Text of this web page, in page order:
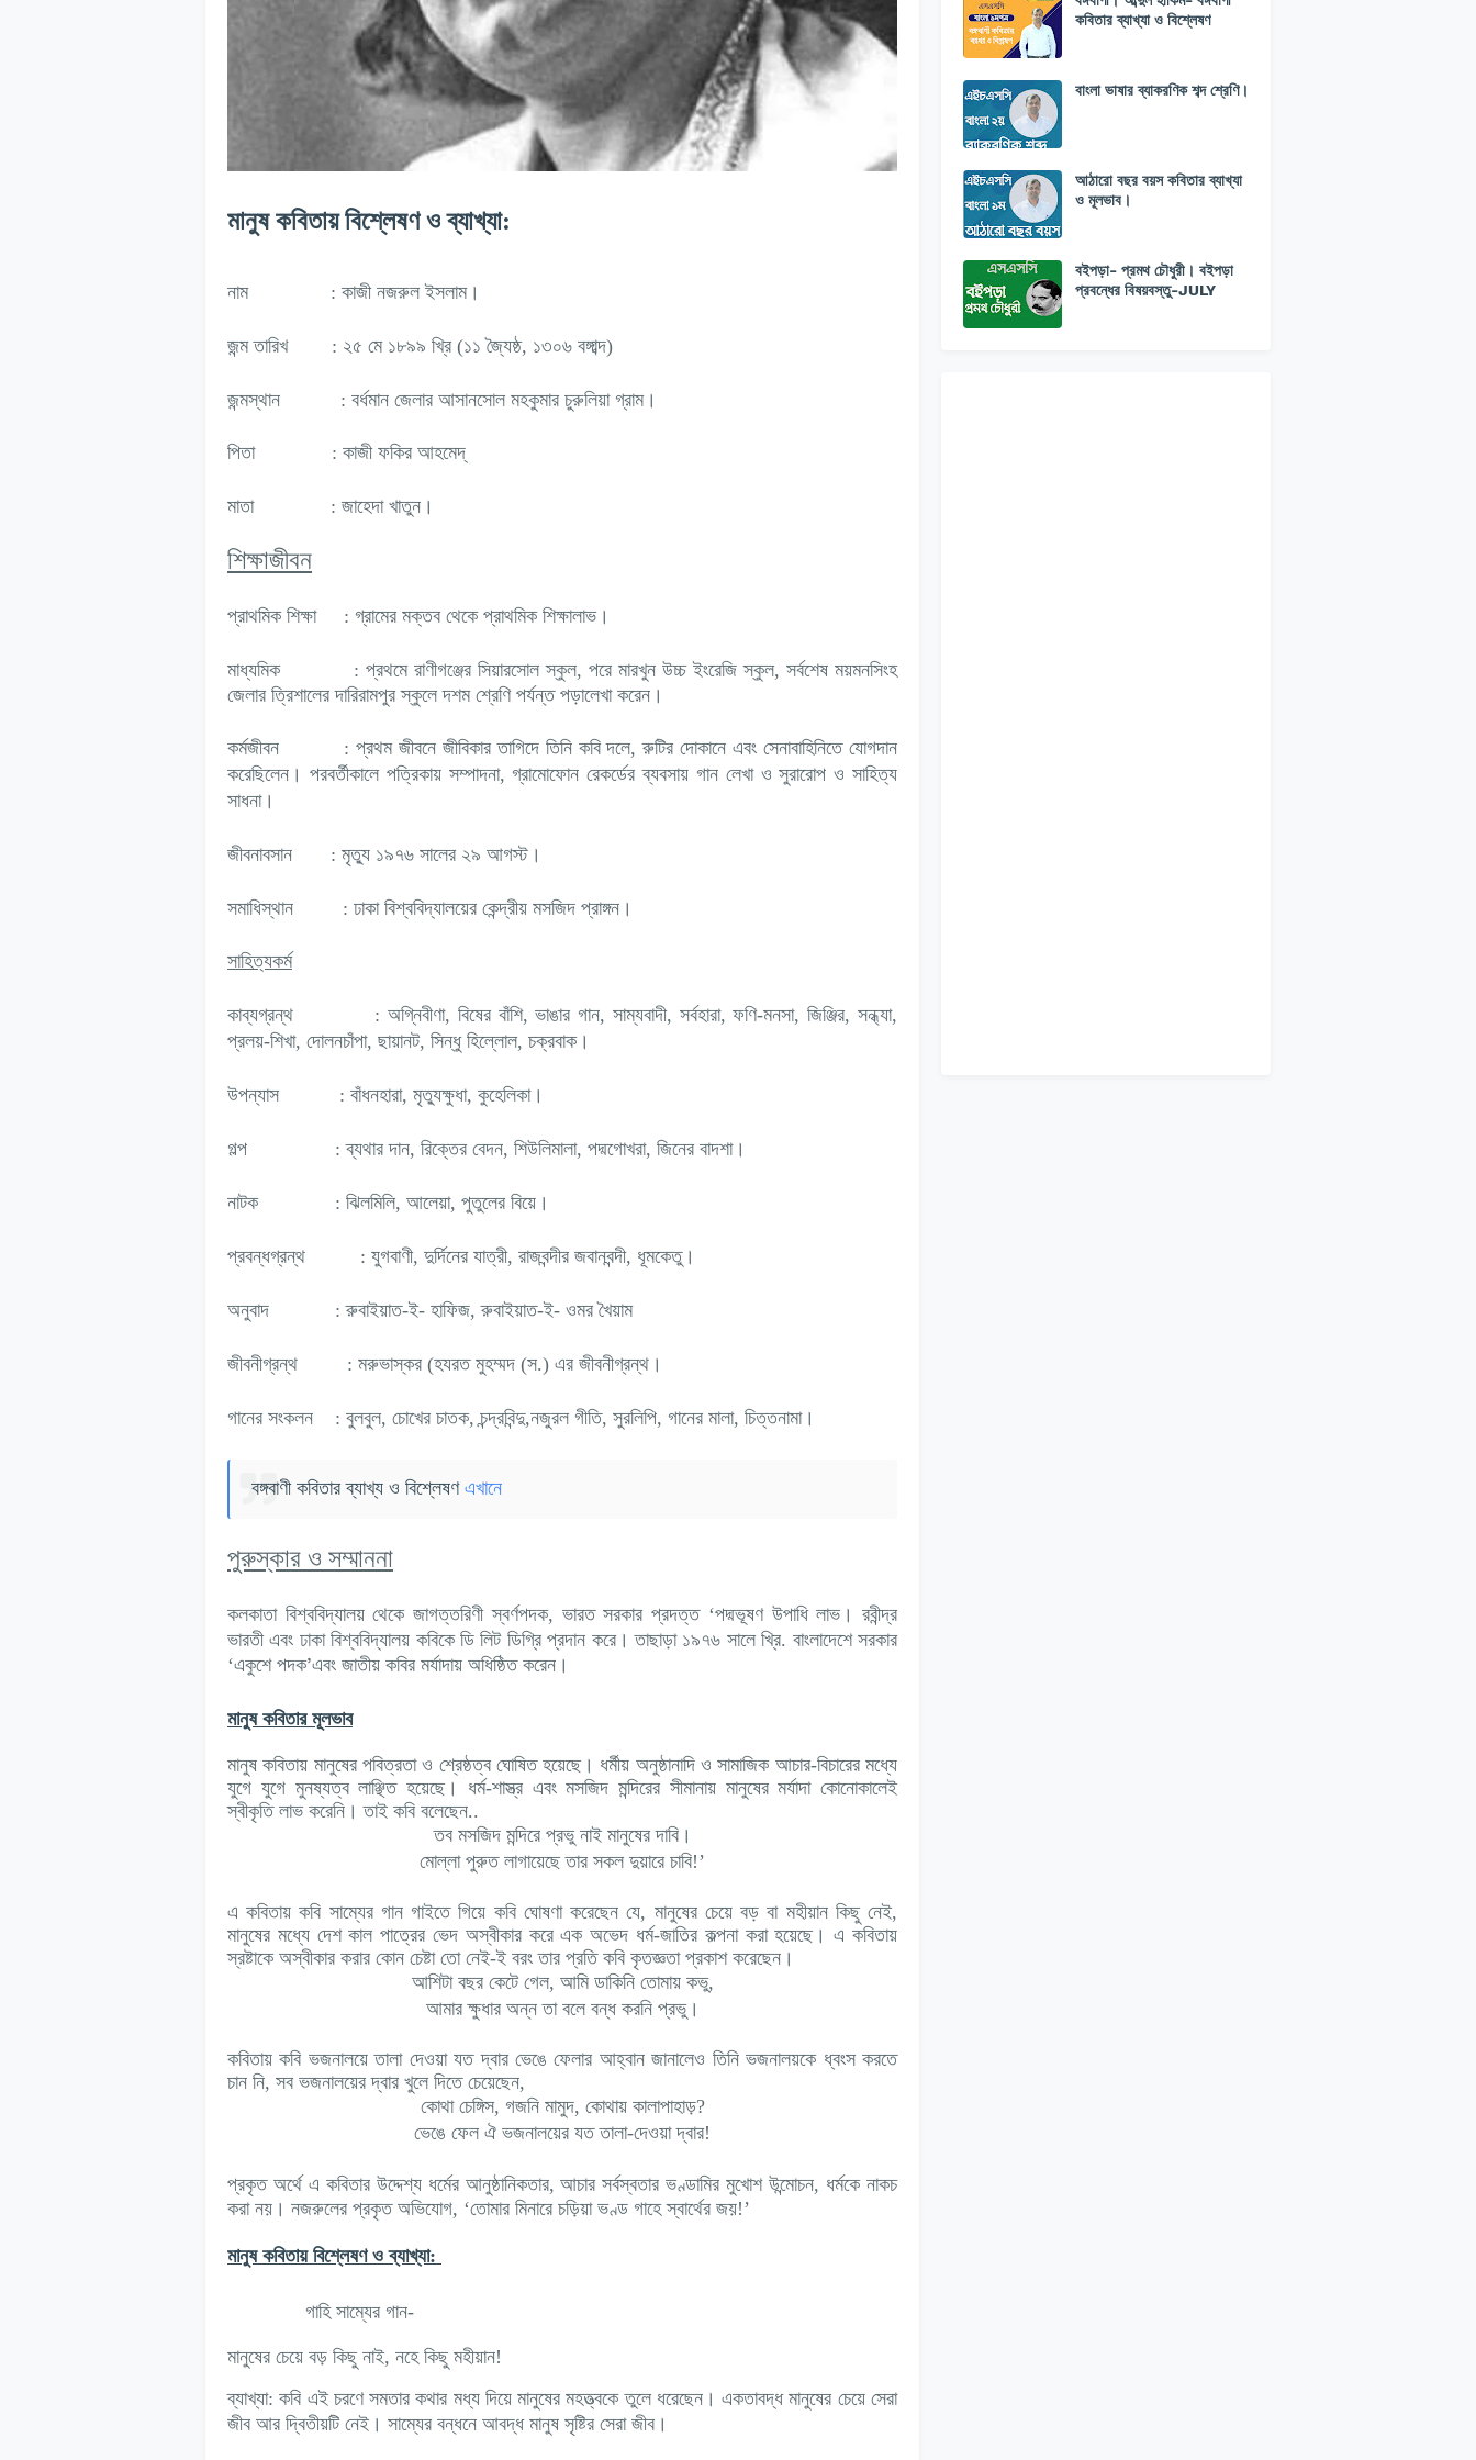
মানুষ কবিতায় বিশ্লেষণ ও ব্যাখ্যা:
নাম : কাজী নজরুল ইসলাম।
জন্ম তারিখ : ২৫ মে ১৮৯৯ খ্রি (১১ জ্যৈষ্ঠ, ১৩০৬ বঙ্গাব্দ)
জন্মস্থান : বর্ধমান জেলার আসানসোল মহকুমার চুরুলিয়া গ্রাম।
পিতা : কাজী ফকির আহমেদ্
মাতা : জাহেদা খাতুন।
শিক্ষাজীবন
প্রাথমিক শিক্ষা : গ্রামের মক্তব থেকে প্রাথমিক শিক্ষালাভ।
মাধ্যমিক
: প্রথমে রাণীগঞ্জের সিয়ারসোল স্কুল, পরে মারখুন উচ্চ ইংরেজি স্কুল, সর্বশেষ ময়মনসিংহ
জেলার ত্রিশালের দারিরামপুর স্কুলে দশম শ্রেণি পর্যন্ত পড়ালেখা করেন।
কর্মজীবন : প্রথম জীবনে জীবিকার তাগিদে তিনি কবি দলে, রুটির দোকানে এবং সেনাবাহিনিতে যোগদান
করেছিলেন। পরবর্তীকালে পত্রিকায় সম্পাদনা, গ্রামোফোন রেকর্ডের ব্যবসায় গান লেখা ও সুরারোপ ও সাহিত্য
সাধনা।
জীবনাবসান : মৃত্যু ১৯৭৬ সালের ২৯ আগস্ট।
সমাধিস্থান : ঢাকা বিশ্ববিদ্যালয়ের কেন্দ্রীয় মসজিদ প্রাঙ্গন।
সাহিত্যকর্ম
কাব্যগ্রন্থ
: অগ্নিবীণা, বিষের বাঁশি, ভাঙার গান, সাম্যবাদী, সর্বহারা, ফণি-মনসা, জিঞ্জির, সন্ধ্যা,
প্রলয়-শিখা, দোলনচাঁপা, ছায়ানট, সিন্ধু হিল্লোল, চক্রবাক।
উপন্যাস : বাঁধনহারা, মৃত্যুক্ষুধা, কুহেলিকা।
গল্প : ব্যথার দান, রিক্তের বেদন, শিউলিমালা, পদ্মগোখরা, জিনের বাদশা।
নাটক : ঝিলমিলি, আলেয়া, পুতুলের বিয়ে।
প্রবন্ধগ্রন্থ : যুগবাণী, দুর্দিনের যাত্রী, রাজবন্দীর জবানবন্দী, ধূমকেতু।
অনুবাদ : রুবাইয়াত-ই- হাফিজ, রুবাইয়াত-ই- ওমর খৈয়াম
জীবনীগ্রন্থ : মরুভাস্কর (হযরত মুহম্মদ (স.) এর জীবনীগ্রন্থ।
গানের সংকলন : বুলবুল, চোখের চাতক, চন্দ্রবিন্দু,নজুরল গীতি, সুরলিপি, গানের মালা, চিত্তনামা।
বঙ্গবাণী কবিতার ব্যাখ্য ও বিশ্লেষণ এখানে
পুরুস্কার ও সম্মাননা
কলকাতা বিশ্ববিদ্যালয় থেকে জাগত্তরিণী স্বর্ণপদক, ভারত সরকার প্রদত্ত ‘পদ্মভূষণ উপাধি লাভ। রবীন্দ্র
ভারতী এবং ঢাকা বিশ্ববিদ্যালয় কবিকে ডি লিট ডিগ্রি প্রদান করে। তাছাড়া ১৯৭৬ সালে খ্রি. বাংলাদেশে সরকার
‘একুশে পদক’এবং জাতীয় কবির মর্যাদায় অধিষ্ঠিত করেন।
মানুষ কবিতার মূলভাব
মানুষ কবিতায় মানুষের পবিত্রতা ও শ্রেষ্ঠত্ব ঘোষিত হয়েছে। ধর্মীয় অনুষ্ঠানাদি ও সামাজিক আচার-বিচারের মধ্যে
যুগে যুগে মুনষ্যত্ব লাঞ্ছিত হয়েছে। ধর্ম-শাস্ত্র এবং মসজিদ মন্দিরের সীমানায় মানুষের মর্যাদা কোনোকালেই
স্বীকৃতি লাভ করেনি। তাই কবি বলেছেন..
তব মসজিদ মন্দিরে প্রভু নাই মানুষের দাবি।
মোল্লা পুরুত লাগায়েছে তার সকল দুয়ারে চাবি!’
এ কবিতায় কবি সাম্যের গান গাইতে গিয়ে কবি ঘোষণা করেছেন যে, মানুষের চেয়ে বড় বা মহীয়ান কিছু নেই,
মানুষের মধ্যে দেশ কাল পাত্রের ভেদ অস্বীকার করে এক অভেদ ধর্ম-জাতির কল্পনা করা হয়েছে। এ কবিতায়
স্রষ্টাকে অস্বীকার করার কোন চেষ্টা তো নেই-ই বরং তার প্রতি কবি কৃতজ্ঞতা প্রকাশ করেছেন।
আশিটা বছর কেটে গেল, আমি ডাকিনি তোমায় কভু,
আমার ক্ষুধার অন্ন তা বলে বন্ধ করনি প্রভু।
কবিতায় কবি ভজনালয়ে তালা দেওয়া যত দ্বার ভেঙে ফেলার আহ্বান জানালেও তিনি ভজনালয়কে ধ্বংস করতে
চান নি, সব ভজনালয়ের দ্বার খুলে দিতে চেয়েছেন,
কোথা চেঙ্গিস, গজনি মামুদ, কোথায় কালাপাহাড়?
ভেঙে ফেল ঐ ভজনালয়ের যত তালা-দেওয়া দ্বার!
প্রকৃত অর্থে এ কবিতার উদ্দেশ্য ধর্মের আনুষ্ঠানিকতার, আচার সর্বস্বতার ভণ্ডামির মুখোশ উন্মোচন, ধর্মকে নাকচ
করা নয়। নজরুলের প্রকৃত অভিযোগ, ‘তোমার মিনারে চড়িয়া ভণ্ড গাহে স্বার্থের জয়!’
মানুষ কবিতায় বিশ্লেষণ ও ব্যাখ্যা:
গাহি সাম্যের গান-
মানুষের চেয়ে বড় কিছু নাই, নহে কিছু মহীয়ান!
ব্যাখ্যা:কবি এই চরণে সমতার কথার মধ্য দিয়ে মানুষের মহত্ত্বকে তুলে ধরেছেন। একতাবদ্ধ মানুষের চেয়ে সেরা
জীব আর দ্বিতীয়টি নেই। সাম্যের বন্ধনে আবদ্ধ মানুষ সৃষ্টির সেরা জীব।
কবিতার ব্যাখ্যা ও বিশ্লেষণ
বাংলা ভাষার ব্যাকরণিক শব্দ শ্রেণি।
আঠারো বছর বয়স কবিতার ব্যাখ্যা
ও মূলভাব।
বইপড়া- প্রমথ চৌধুরী। বইপড়া
প্রবন্ধের বিষয়বস্তু-JULY